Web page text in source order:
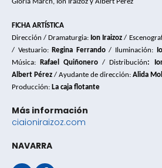
FICHA ARTÍSTICA
Dirección / Dramaturgia: Ion Iraizoz /
/ Vestuario: Regina Ferrando/ Iluminación:
Música: Rafael Quiñonero / Distribución:
Albert Pérez / Ayudante de dirección: Alida
Producción: La caja flotante
Más información
ciaioniraizoz.com
NAVARRA